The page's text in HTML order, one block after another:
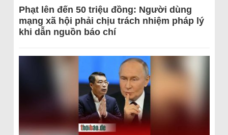
Phạt lên đến 50 triệu đồng: Người dùng
mạng xã hội phải chịu trách nhiệm pháp lý
khi dẫn nguồn báo chí